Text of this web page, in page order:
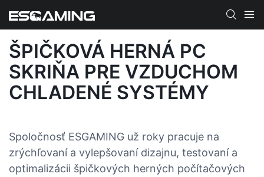
ŠPIČKOVÁ HERNÁ PC
SKRIŇA PRE VZDUCHOM
CHLADENÉ SYSTÉMY
Spoločnosť ESGAMING už roky pracuje na
zrýchľovaní a vylepšovaní dizajnu, testovaní a
optimalizácii špičkových herných počítačových